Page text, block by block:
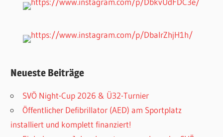
Neueste Beiträge
SVÖ Night-Cup 2026 & Ü32-Turnier
Öffentlicher Defibrillator (AED) am Sportplatz
installiert und komplett finanziert!